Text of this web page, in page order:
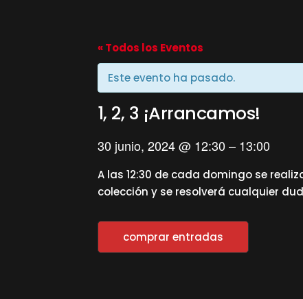
« Todos los Eventos
Este evento ha pasado.
1, 2, 3 ¡Arrancamos!
30 junio, 2024@ 12:30 – 13:00
A las 12:30 de cada domingo se
colección y se resolverá cualquier
comprar entradas